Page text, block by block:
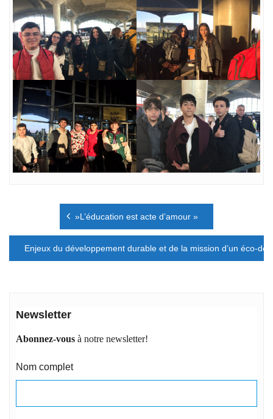
Navigation
l’article
»L’éducation est acte d’amour »
Enjeux du développement durable et de la mission d’un éco-
Newsletter
Abonnez-vous à notre newsletter!
Nom complet